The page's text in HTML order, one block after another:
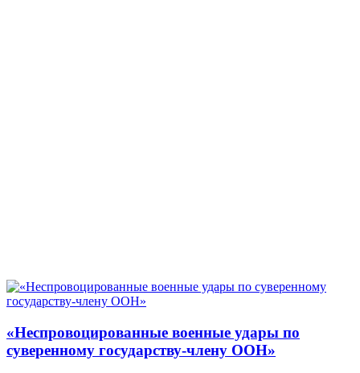
«Неспровоцированные военные удары по
суверенному государству-члену ООН»